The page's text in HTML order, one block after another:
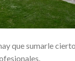
que sumarle